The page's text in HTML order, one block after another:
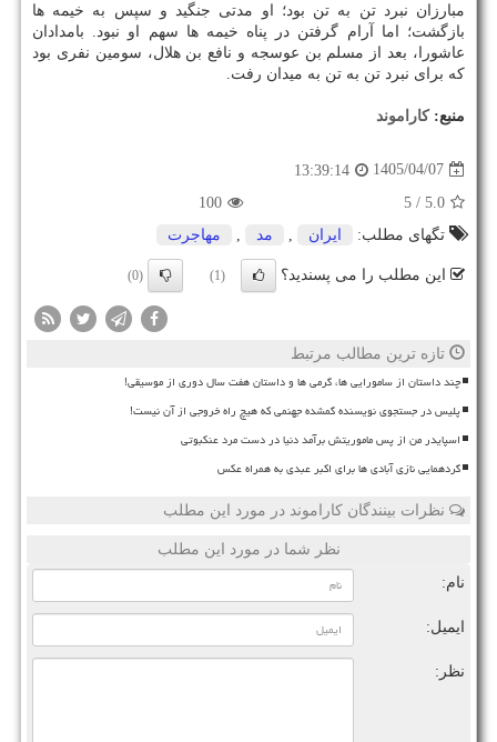
مبارزان نبرد تن به تن بود؛ او مدتی جنگید و سپس به خیمه ها
بازگشت؛ اما آرام گرفتن در پناه خیمه ها سهم او نبود. بامدادان
عاشورا، بعد از مسلم بن عوسجه و نافع بن هلال، سومین نفری بود
که برای نبرد تن به تن به میدان رفت.
منبع:كاراموند
1405/04/07
13:39:14
5.0
/ 5
100
تگهای مطلب:
ایران مد مهاجرت
این مطلب را می پسندید؟ (1)
(0)
تازه ترین مطالب مرتبط
چند داستان از سامورایی ها، گرمی ها و داستان هفت سال دوری از موسیقی!
پلیس در جستجوی نویسنده گمشده جهنمی که هیچ راه خروجی از آن نیست!
اسپایدر من از پس ماموریتش برآمد دنیا در دست مرد عنکبوتی
گردهمایی نازی آبادی ها برای اکبر عبدی به همراه عکس
نظرات بینندگان کاراموند در مورد این مطلب
نظر شما در مورد این مطلب
نام:
ایمیل:
نظر: